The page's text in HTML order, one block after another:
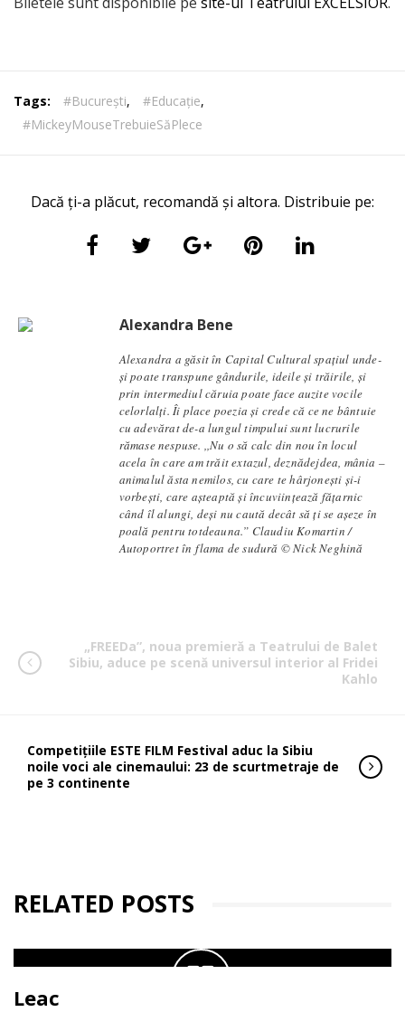
Tags: #București, #Educație,
#MickeyMouseTrebuieSăPlece
Dacă ți-a plăcut, recomandă și altora. Distribuie pe:
Alexandra Bene
Alexandra a găsit în Capital Cultural spațiul unde-
și poate transpune gândurile, ideile și trăirile, și
prin intermediul căruia poate face auzite vocile
celorlalți. Îi place poezia și crede că ce ne bântuie
cu adevărat de-a lungul timpului sunt lucrurile
rămase nespuse. ,,Nu o să calc din nou în locul
acela în care am trăit extazul, deznădejdea, mânia –
animalul ăsta nemilos, cu care te hârjonești și-i
vorbești, care așteaptă și încuviințează fățarnic
când îl alungi, deși nu caută decât să ți se așeze în
poală pentru totdeauna.” Claudiu Komartin /
Autoportret în flama de sudură © Nick Neghină
„FREEDa”, noua premieră a Teatrului de Balet
Sibiu, aduce pe scenă universul interior al Fridei
Kahlo
Competițiile ESTE FILM Festival aduc la Sibiu
noile voci ale cinemaului: 23 de scurtmetraje de
pe 3 continente
RELATED POSTS
Leac